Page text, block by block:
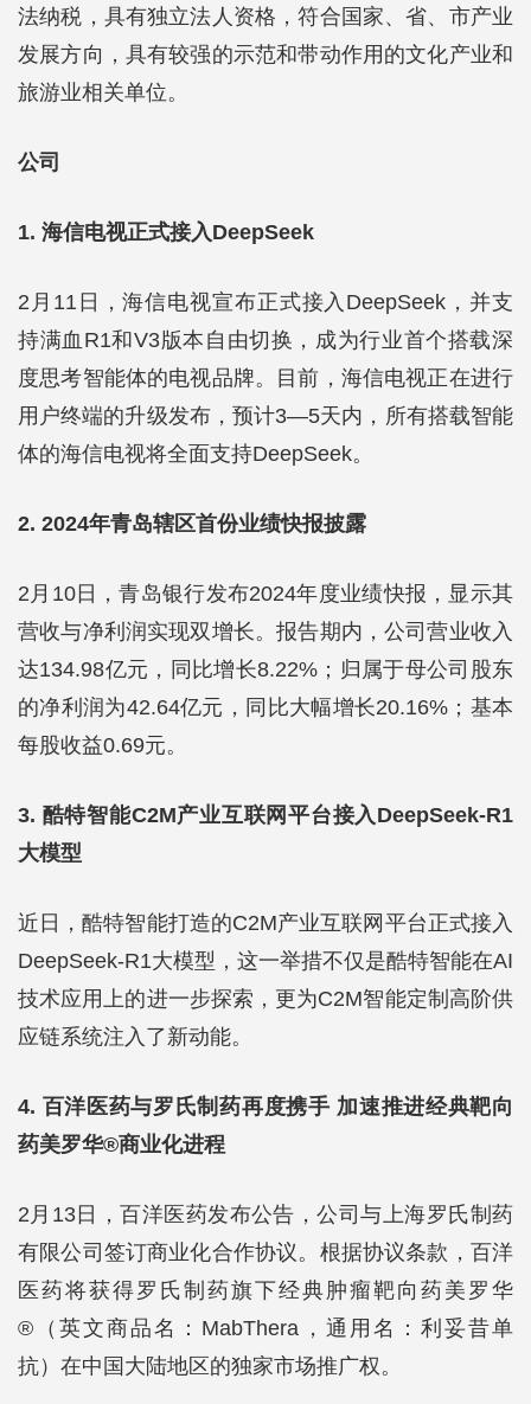
法纳税，具有独立法人资格，符合国家、省、市产业
发展方向，具有较强的示范和带动作用的文化产业和
旅游业相关单位。
公司
1. 海信电视正式接入DeepSeek
2月11日，海信电视宣布正式接入DeepSeek，并支
持满血R1和V3版本自由切换，成为行业首个搭载深
度思考智能体的电视品牌。目前，海信电视正在进行
用户终端的升级发布，预计3—5天内，所有搭载智能
体的海信电视将全面支持DeepSeek。
2. 2024年青岛辖区首份业绩快报披露
2月10日，青岛银行发布2024年度业绩快报，显示其
营收与净利润实现双增长。报告期内，公司营业收入
达134.98亿元，同比增长8.22%；归属于母公司股东
的净利润为42.64亿元，同比大幅增长20.16%；基本
每股收益0.69元。
3. 酷特智能C2M产业互联网平台接入DeepSeek-R1
大模型
近日，酷特智能打造的C2M产业互联网平台正式接入
DeepSeek-R1大模型，这一举措不仅是酷特智能在AI
技术应用上的进一步探索，更为C2M智能定制高阶供
应链系统注入了新动能。
4. 百洋医药与罗氏制药再度携手 加速推进经典靶向
药美罗华®商业化进程
2月13日，百洋医药发布公告，公司与上海罗氏制药
有限公司签订商业化合作协议。根据协议条款，百洋
医药将获得罗氏制药旗下经典肿瘤靶向药美罗华
®（英文商品名：MabThera，通用名：利妥昔单
抗）在中国大陆地区的独家市场推广权。